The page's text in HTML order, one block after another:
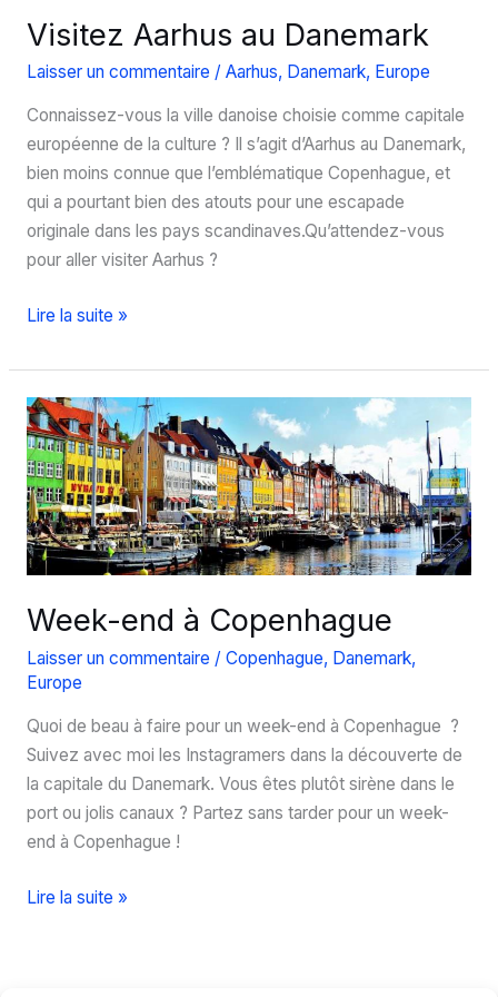
Visitez Aarhus au Danemark
Laisser un commentaire / Aarhus, Danemark, Europe
Connaissez-vous la ville danoise choisie comme capitale
européenne de la culture ? Il s’agit d’Aarhus au Danemark,
bien moins connue que l’emblématique Copenhague, et
qui a pourtant bien des atouts pour une escapade
originale dans les pays scandinaves.Qu’attendez-vous
pour aller visiter Aarhus ?
Visitez
au
Danemark
Lire la suite »
Week-end à Copenhague
Laisser un commentaire / Copenhague, Danemark,
Europe
Quoi de beau à faire pour un week-end à Copenhague ?
Suivez avec moi les Instagramers dans la découverte de
la capitale du Danemark. Vous êtes plutôt sirène dans le
port ou jolis canaux ? Partez sans tarder pour un week-
end à Copenhague !
Week-
Lire la suite »